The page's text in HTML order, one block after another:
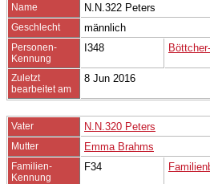
Name N.N.322 Peters
Geschlecht männlich
Personen-
Kennung
I348
Zuletzt
bearbeitet am
8 Jun 2016
Vater N.N.320 Peters
Mutter Emma Brahms
Familien-
Kennung
F34